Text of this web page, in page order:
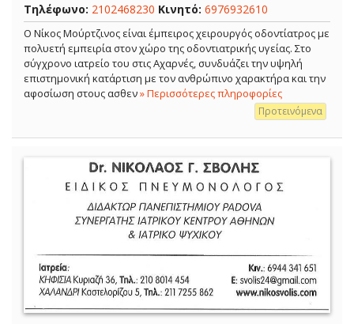
Τηλέφωνο: 2102468230 Κινητό: 6976932610
Ο Νίκος Μούρτζινος είναι έμπειρος χειρουργός οδοντίατρος με
πολυετή εμπειρία στον χώρο της οδοντιατρικής υγείας. Στο
σύγχρονο ιατρείο του στις Αχαρνές, συνδυάζει την υψηλή
επιστημονική κατάρτιση με τον ανθρώπινο χαρακτήρα και την
αφοσίωση στους ασθεν» Περισσότερες πληροφορίες
Προτεινόμενα